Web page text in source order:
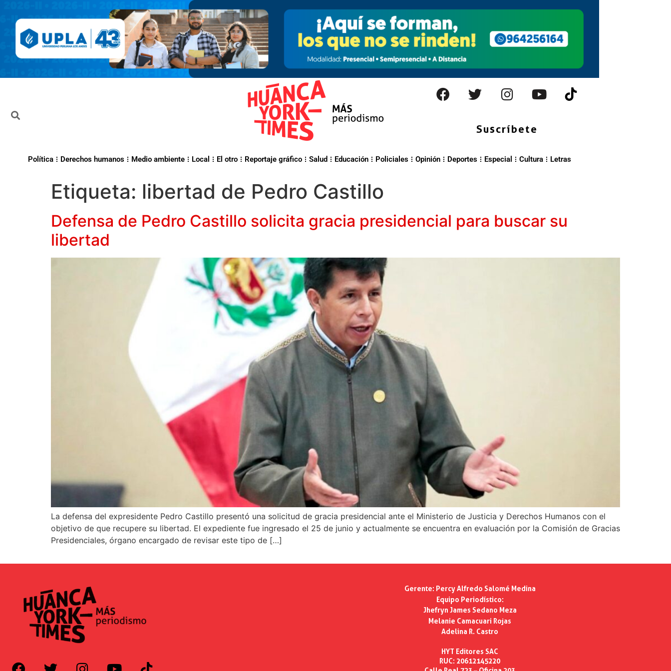
Suscríbete
Política Derechos humanos Medio ambiente Local El otro Reportaje gráfico Salud Educación Policiales Opinión Deportes Especial Cultura Letras
Etiqueta: libertad de Pedro Castillo
Defensa de Pedro Castillo solicita gracia presidencial para buscar su
libertad
La defensa del expresidente Pedro Castillo presentó una solicitud de gracia presidencial ante el Ministerio de Justicia y Derechos Humanos con el
objetivo de que recupere su libertad. El expediente fue ingresado el 25 de junio y actualmente se encuentra en evaluación por la Comisión de Gracias
Presidenciales, órgano encargado de revisar este tipo de […]
Gerente: Percy Alfredo Salomé Medina
Equipo Periodístico:
Jhefryn James Sedano Meza
Melanie Camacuari Rojas
Adelina R. Castro
HYT Editores SAC
RUC: 20612145220